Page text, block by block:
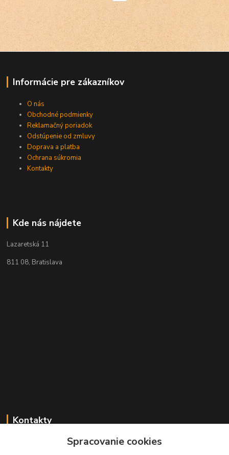
Informácie pre zákazníkov
O nás
Obchodné podmienky
Reklamačný poriadok
Odstúpenie od zmluvy
Doprava a platba
Ochrana súkromia
Kontakty
Kde nás nájdete
Lazaretská 11
811 08, Bratislava
Kontakty
+421 2 529 67 411Spracovanie cookies